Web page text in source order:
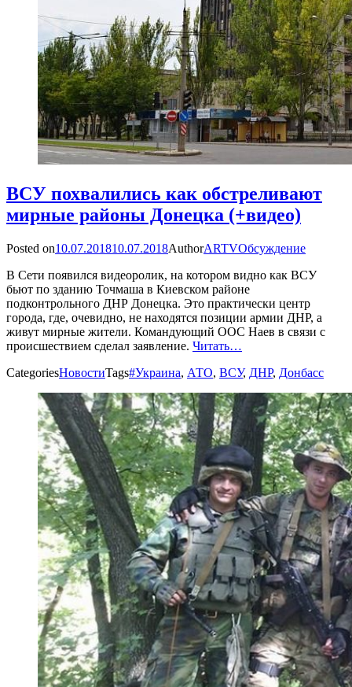
ВСУ похвалились как обстреливают
мирные районы Донецка (+видео)
Posted on10.07.201810.07.2018AuthorARTVОбсуждение
В Сети появился видеоролик, на котором видно как ВСУ
бьют по зданию Точмаша в Киевском районе
подконтрольного ДНР Донецка. Это практически центр
города, где, очевидно, не находятся позиции армии ДНР, а
живут мирные жители. Командующий ООС Наев в связи с
происшествием сделал заявление. Читать…
CategoriesНовостиTags#Украина, АТО, ВСУ, ДНР, Донбасс